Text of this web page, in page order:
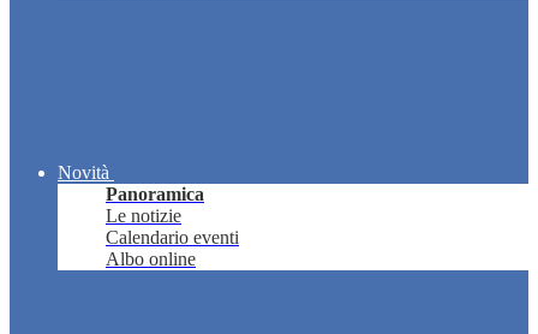
Novità
Panoramica
Le notizie
Calendario eventi
Albo online